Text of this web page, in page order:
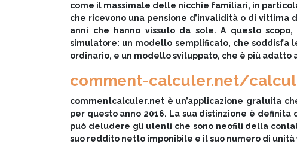
come il massimale delle nicchie familiari, in
che ricevono una pensione d’invalidità o di vittima
anni che hanno vissuto da sole. A questo
simulatore: un modello semplificato, che
ordinario, e un modello sviluppato, che è più
comment-calculer.net/
commentcalculer.net è un’applicazione gratuita
per questo anno 2016. La sua distinzione è
può deludere gli utenti che sono neofiti della
suo reddito netto imponibile e il suo numero di unità